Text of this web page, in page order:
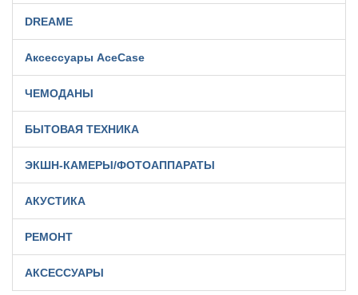
DREAME
Аксессуары AceCase
ЧЕМОДАНЫ
БЫТОВАЯ ТЕХНИКА
ЭКШН-КАМЕРЫ/ФОТОАППАРАТЫ
АКУСТИКА
РЕМОНТ
АКСЕССУАРЫ